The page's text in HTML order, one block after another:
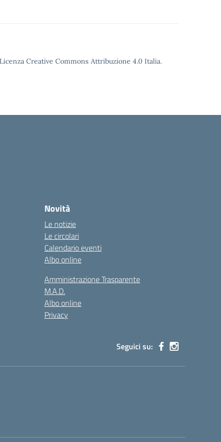
Creative Commons Attribuzione 4.0 Italia.
Novità
Le notizie
Le circolari
Calendario eventi
Albo online
Amministrazione Trasparente
M.A.D.
Albo online
Privacy
Seguici su: